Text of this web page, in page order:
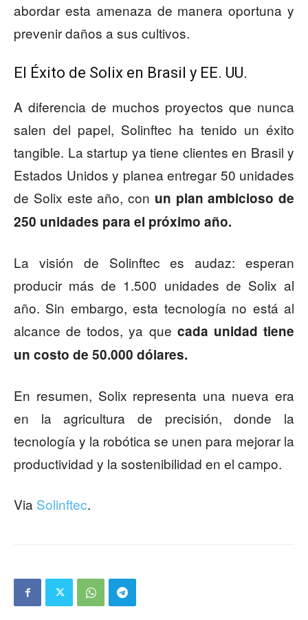
abordar esta amenaza de manera oportuna y
prevenir daños a sus cultivos.
El Éxito de Solix en Brasil y EE. UU.
A diferencia de muchos proyectos que nunca
salen del papel, Solinftec ha tenido un éxito
tangible. La startup ya tiene clientes en Brasil y
Estados Unidos y planea entregar 50 unidades
de Solix este año, con un plan ambicioso de
250 unidades para el próximo año.
La visión de Solinftec es audaz: esperan
producir más de 1.500 unidades de Solix al
año. Sin embargo, esta tecnología no está al
alcance de todos, ya que cada unidad tiene
un costo de 50.000 dólares.
En resumen, Solix representa una nueva era
en la agricultura de precisión, donde la
tecnología y la robótica se unen para mejorar la
productividad y la sostenibilidad en el campo.
Via Solinftec.